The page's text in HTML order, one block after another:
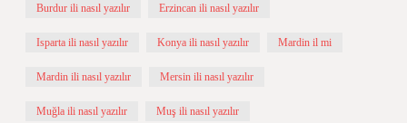
Burdur ili nasıl yazılır Erzincan ili nasıl yazılır
Isparta ili nasıl yazılır Konya ili nasıl yazılır Mardin il mi
Mardin ili nasıl yazılır Mersin ili nasıl yazılır
Muğla ili nasıl yazılır Muş ili nasıl yazılır